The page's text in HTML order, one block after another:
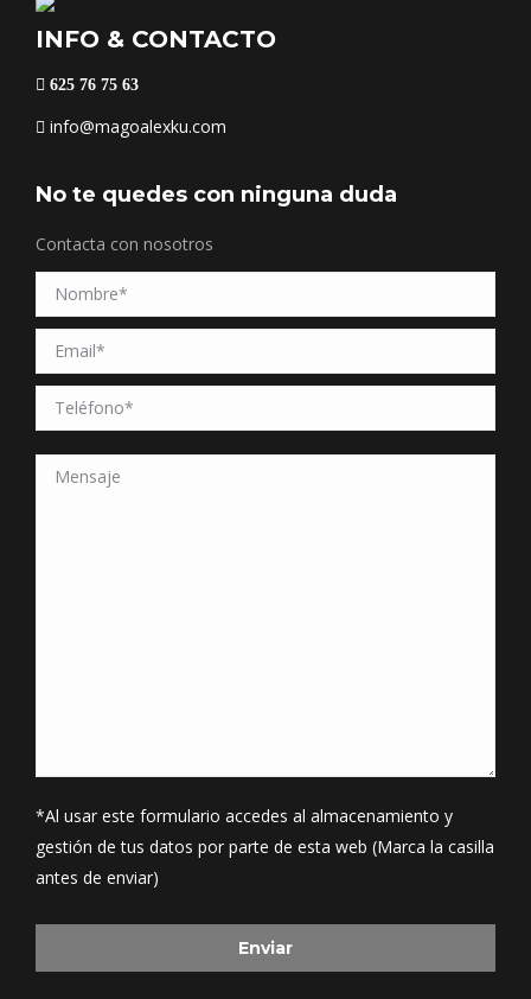
INFO & CONTACTO
625 76 75 63
info@magoalexku.com
No te quedes con ninguna duda
Contacta con nosotros
*Al usar este formulario accedes al almacenamiento y
gestión de tus datos por parte de esta web (Marca la casilla
antes de enviar)